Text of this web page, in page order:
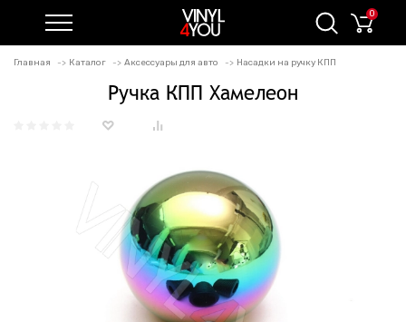
0
Главная Каталог Аксессуары для авто Насадки на ручку КПП
Ручка КПП Хамелеон